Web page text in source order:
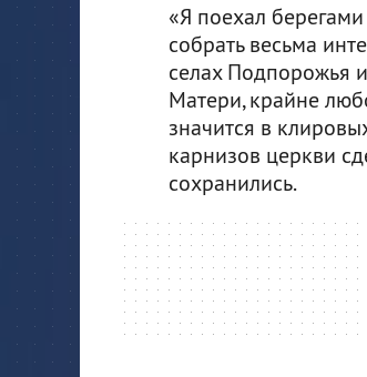
«Я поехал
собрать весьма
селах Подпорожья
Матери, крайне
значится в
карнизов церкви
сохранились.